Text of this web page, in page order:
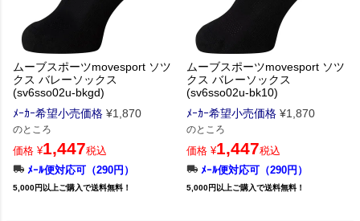
ムーブスポーツmovesport ソツ
クス バレーソックス
(sv6sso02u-bkgd)
ﾒｰｶｰ希望小売価格 ¥1,870
のところ
価格 ¥1,447税込
ﾒｰﾙ便対応可（290円）
5,000円以上ご購入で送料無料！
ムーブスポーツmovesport ソツ
クス バレーソックス
(sv6sso02u-bk10)
ﾒｰｶｰ希望小売価格 ¥1,870
のところ
価格 ¥1,447税込
ﾒｰﾙ便対応可（290円）
5,000円以上ご購入で送料無料！